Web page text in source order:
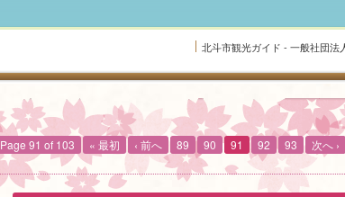
北斗市観光ガイド - 一般社団法
Page 91 of 103 « 最初 ‹ 前へ 89 90 91 92 93 次へ ›